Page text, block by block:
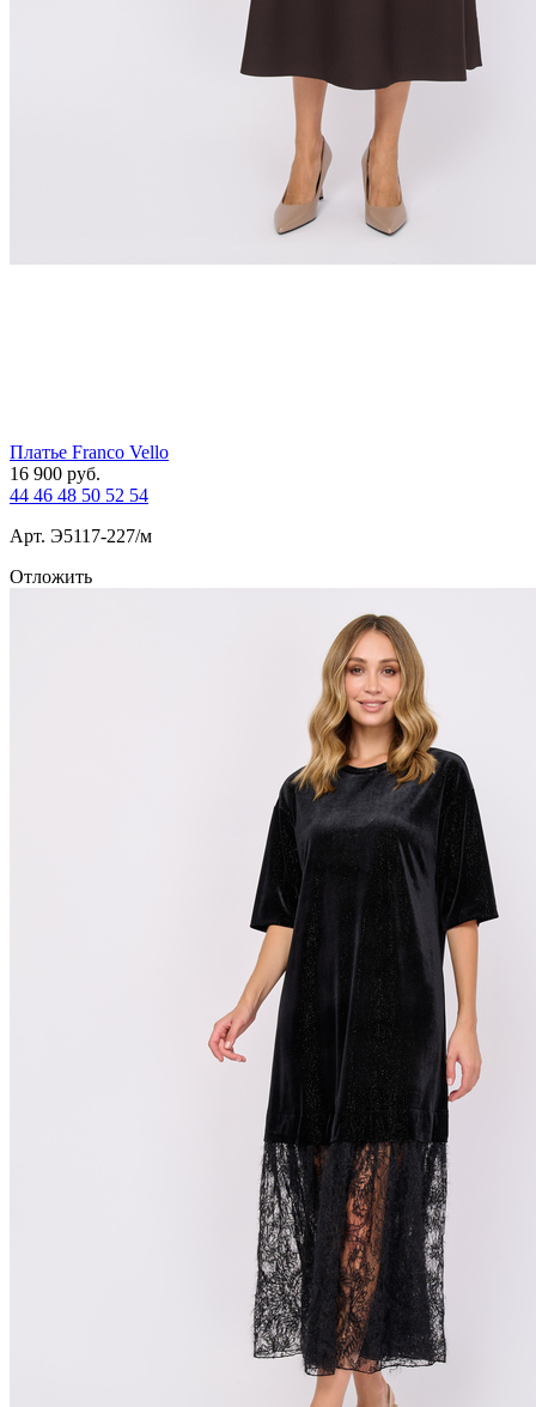
Платье Franco Vello
16 900 руб.
44 46 48 50 52 54
Арт. Э5117-227/м
Отложить